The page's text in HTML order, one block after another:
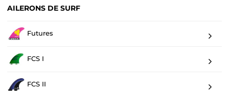
AILERONS DE SURF
Futures
FCS I
FCS II